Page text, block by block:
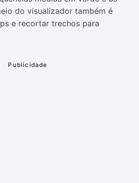
do visualizador também é
e recortar trechos para